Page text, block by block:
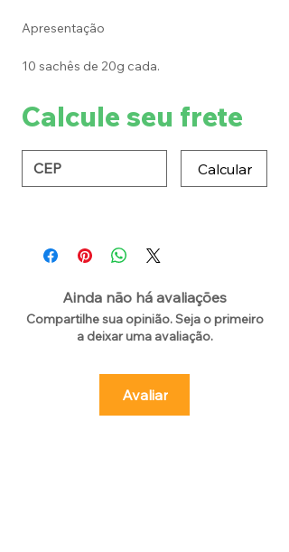
Apresentação
10 sachês de 20g cada.
Calcule seu frete
Calcular
Ainda não há avaliações
Compartilhe sua opinião. Seja o primeiro
a deixar uma avaliação.
Avaliar